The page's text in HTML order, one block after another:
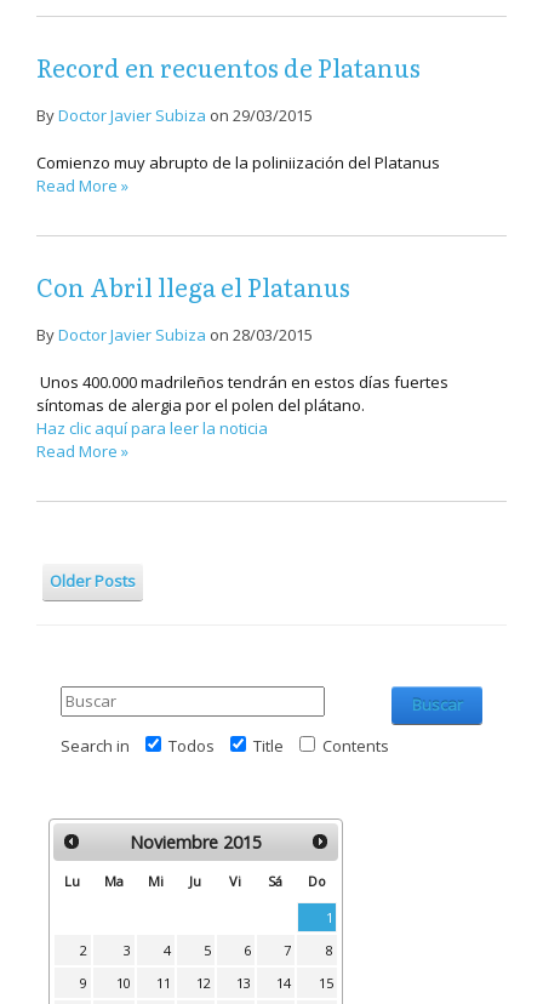
Record en recuentos de Platanus
ByDoctor Javier Subiza on 29/03/2015
Comienzo muy abrupto de la poliniización del Platanus
Read More »
Con Abril llega el Platanus
ByDoctor Javier Subiza on 28/03/2015
Unos 400.000 madrileños tendrán en estos días fuertes
síntomas de alergia por el polen del plátano.
Haz clic aquí para leer la noticia
Read More »
Older Posts
Buscar
Search in
Todos Title Contents
Noviembre 2015
Lu Ma Mi Ju Vi Sá Do
1
2
3 4 5 6 7
8
9
10 11 12 13 14 15